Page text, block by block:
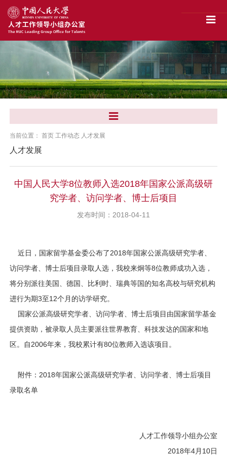
当前位置：首页 工作动态 人才发展
人才发展
中国人民大学8位教师入选2018年国家公派高级研
究学者、访问学者、博士后项目
发布时间：2018-04-11
近日，国家留学基金委公布了2018年国家公派高级研究学者、
访问学者、博士后项目录取人选，我校来炯等8位教师成功入选，
将分别派往美国、德国、比利时、瑞典等国的知名高校与研究机构
进行为期3至12个月的访学研究。
国家公派高级研究学者、访问学者、博士后项目由国家留学基金
提供资助，被录取人员主要派往世界教育、科技发达的国家和地
区。自2006年来，我校累计有80位教师入选该项目。
附件： 2018年国家公派高级研究学者、访问学者、博士后项目
录取名单
人才工作领导小组办公室
2018年4月10日